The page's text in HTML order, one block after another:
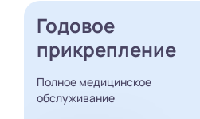
Годовое
прикрепление
Полное медицинское
обслуживание